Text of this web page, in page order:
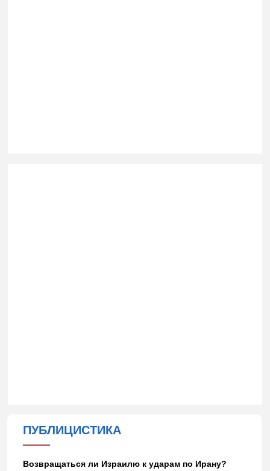
ПУБЛИЦИСТИКА
Возвращаться ли Израилю к ударам по Ирану?